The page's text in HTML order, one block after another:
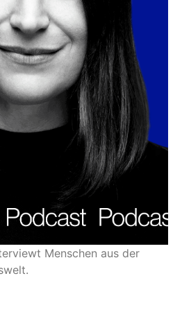
Menschen aus der